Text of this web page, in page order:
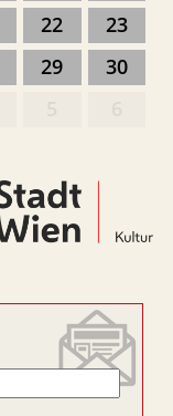
22
23
29
30